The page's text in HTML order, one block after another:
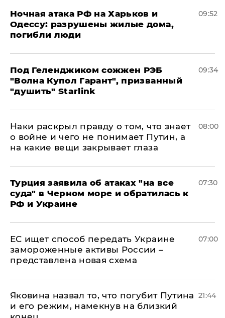
​Ночная атака РФ на Харьков и
Одессу: разрушены жилые дома,
погибли люди
09:52
Под Геленджиком сожжен РЭБ
"Волна Купол Гарант", призванный
"душить" Starlink
09:34
Наки раскрыл правду о том, что знает
о войне и чего не понимает Путин, а
на какие вещи закрывает глаза
08:00
Турция заявила об атаках "на все
суда" в Черном море и обратилась к
РФ и Украине
07:30
ЕС ищет способ передать Украине
замороженные активы России –
представлена новая схема
07:00
Яковина назвал то, что погубит Путина
и его режим, намекнув на близкий
21:44